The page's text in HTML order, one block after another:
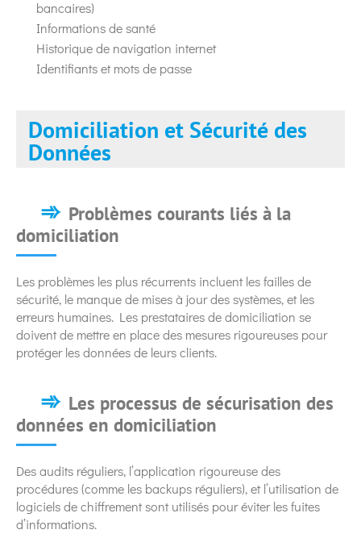
bancaires)
Informations de santé
Historique de navigation internet
Identifiants et mots de passe
Domiciliation et Sécurité des
Données
Problèmes courants liés à la
domiciliation
Les problèmes les plus récurrents incluent les failles de
sécurité, le manque de mises à jour des systèmes, et les
erreurs humaines. Les prestataires de domiciliation se
doivent de mettre en place des mesures rigoureuses pour
protéger les données de leurs clients.
Les processus de sécurisation des
données en domiciliation
Des audits réguliers, l’application rigoureuse des
procédures (comme les backups réguliers), et l’utilisation de
logiciels de chiffrement sont utilisés pour éviter les fuites
d’informations.